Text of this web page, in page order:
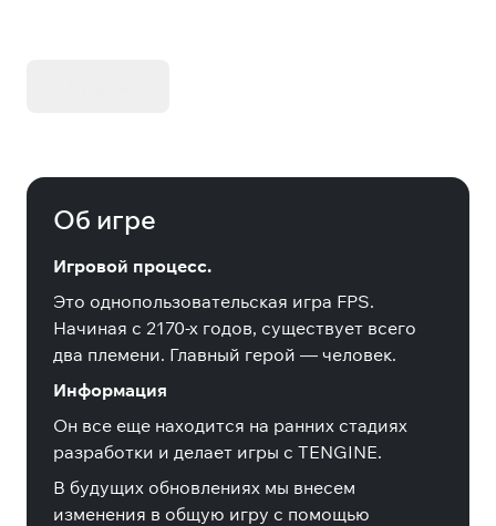
Об игре
Игровой процесс.
Это однопользовательская игра FPS.
Начиная с 2170-х годов, существует всего
два племени. Главный герой — человек.
Информация
Он все еще находится на ранних стадиях
разработки и делает игры с TENGINE.
В будущих обновлениях мы внесем
изменения в общую игру с помощью